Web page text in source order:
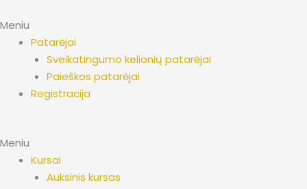
Meniu
Patarėjai
Sveikatingumo kelionių patarėjai
Paieškos patarėjai
Registracija
Meniu
Kursai
Auksinis kursas